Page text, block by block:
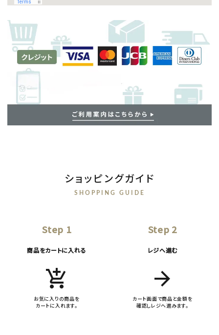
ショッピングガイド
SHOPPING GUIDE
Step 1
商品をカートに入れる
add_shopping_cart
お気に入りの商品を
カートに入れます。
Step 2
レジへ進む
arrow_forward
カート画面で商品と金額を
確認しレジへ進みます。